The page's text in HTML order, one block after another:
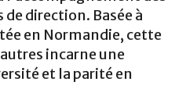
direction. Basée à
en Normandie, cette
incarne une
et la parité en